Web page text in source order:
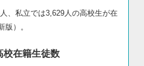
、私立では3,629人の高校生が在
版）。
校在籍生徒数